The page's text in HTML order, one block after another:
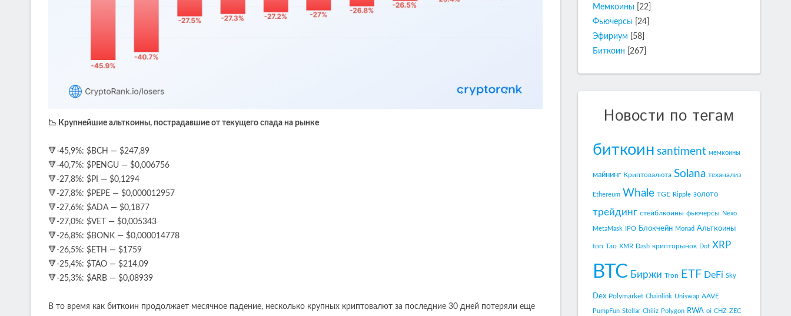
📉 Крупнейшие альткоины, пострадавшие от текущего спада на рынке
🔻-45,9%: $BCH — $247,89
🔻-40,7%: $PENGU — $0,006756
🔻-27,8%: $PI — $0,1294
🔻-27,8%: $PEPE — $0,000012957
🔻-27,6%: $ADA — $0,1877
🔻-27,0%: $VET — $0,005343
🔻-26,8%: $BONK — $0,000014778
🔻-26,5%: $ETH — $1759
🔻-25,4%: $TAO — $214,09
🔻-25,3%: $ARB — $0,08939
В то время как биткоин продолжает месячное падение, несколько крупных криптовалют за последние 30 дней потеряли еще
Мемкоины [22]
Фьючерсы [24]
Эфириум
[58]
Биткоин
[267]
Новости по тегам
биткоин santiment мемкоины
майнинг Криптовалюта Solana теханализ
Ethereum Whale TGE Ripple золото
трейдинг стейблкоины фьючерсы Nexo
MetaMask IPO Блокчейн Monad Альткоины
ton Tao XMR Dash крипторынок Dot XRP
BTC Биржи Tron ETF DeFi Sky
Dex Polymarket Chainlink Uniswap AAVE
PumpFun Stellar Chiliz Polygon RWA oi CHZ ZEC